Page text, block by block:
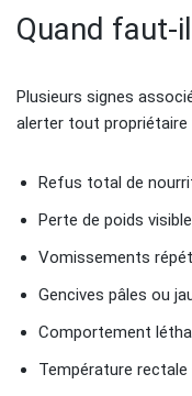
Quand faut-
Plusieurs signes
alerter tout propriétaire
Refus total de
Perte de poids visible
Vomissements
Gencives pâles ou
Comportement
Température rectale